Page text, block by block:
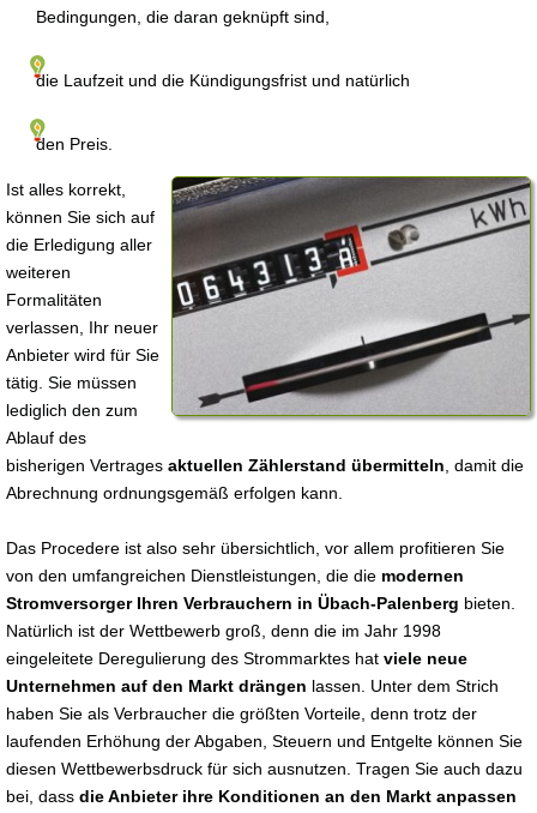
Bedingungen, die daran geknüpft sind,
die Laufzeit und die Kündigungsfrist und natürlich
den Preis.
Ist alles korrekt,
können Sie sich auf
die Erledigung aller
weiteren
Formalitäten
verlassen, Ihr neuer
Anbieter wird für Sie
tätig. Sie müssen
lediglich den zum
Ablauf des
bisherigen Vertrages aktuellen Zählerstand übermitteln , damit die
Abrechnung ordnungsgemäß erfolgen kann.
Das Procedere ist also sehr übersichtlich, vor allem profitieren Sie
von den umfangreichen Dienstleistungen, die die modernen
Stromversorger Ihren Verbrauchern in Übach-Palenberg bieten.
Natürlich ist der Wettbewerb groß, denn die im Jahr 1998
eingeleitete Deregulierung des Strommarktes hat viele neue
Unternehmen auf den Markt drängen lassen. Unter dem Strich
haben Sie als Verbraucher die größten Vorteile, denn trotz der
laufenden Erhöhung der Abgaben, Steuern und Entgelte können Sie
diesen Wettbewerbsdruck für sich ausnutzen. Tragen Sie auch dazu
bei, dass die Anbieter ihre Konditionen an den Markt anpassen